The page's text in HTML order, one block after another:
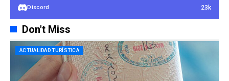
Discord 23k
Don't Miss
ACTUALIDAD TURÍSTICA